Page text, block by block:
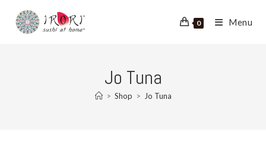
contenuto
0 Menu
Jo Tuna
> Shop > Jo Tuna